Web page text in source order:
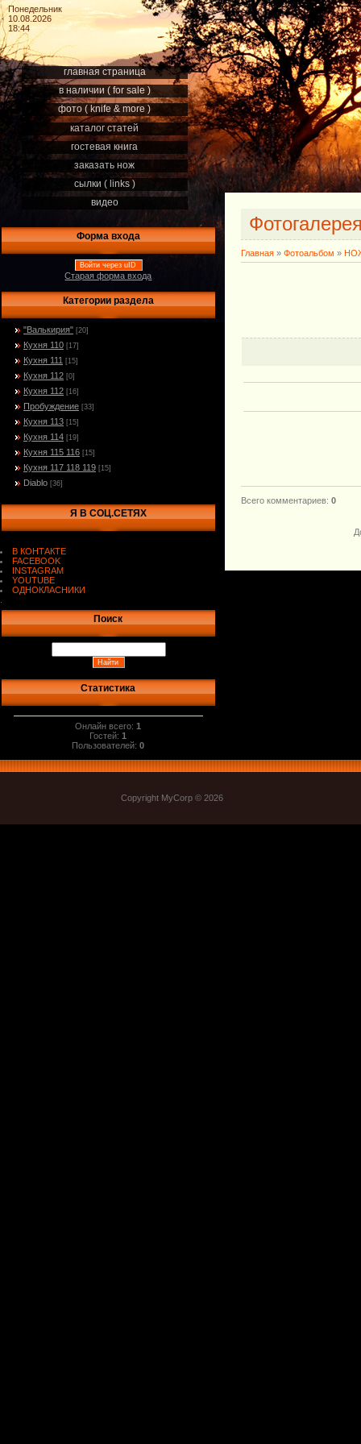
Понедельник
10.08.2026
18:44
главная страница
в наличии ( for sale )
фото ( knife & more )
каталог статей
гостевая книга
заказать нож
сылки ( links )
видео
Форма входа
Войти через uID
Старая форма входа
Категории раздела
"Валькирия" [20]
Кухня 110 [17]
Кухня 111 [15]
Кухня 112 [0]
Кухня 112 [16]
Пробуждение [33]
Кухня 113 [15]
Кухня 114 [19]
Кухня 115 116 [15]
Кухня 117 118 119 [15]
Diablo [36]
Я В СОЦ.СЕТЯХ
В КОНТАКТЕ
FACEBOOK
INSTAGRAM
YOUTUBE
ОДНОКЛАСНИКИ
Поиск
Статистика
Онлайн всего:1
Гостей:1
Пользователей:0
Главная » Фотоальбом »
Всего комментариев: 0
Copyright MyCorp © 2026